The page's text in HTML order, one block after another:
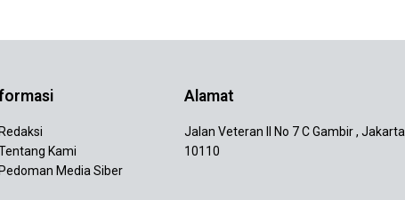
Redaksi
Kami
Pedoman Media Siber
Alamat
Jalan Veteran II No 7 C Gambir , Jakarta
10110